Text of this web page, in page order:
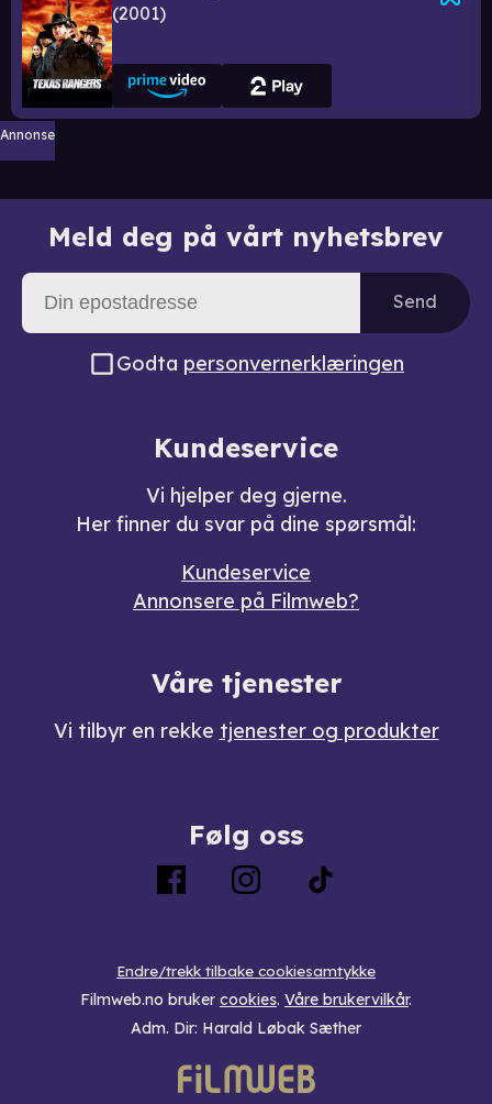
2001
Annonse
Meld deg på vårt nyhetsbrev
Send
Godta personvernerklæringen
Kundeservice
Vi hjelper deg gjerne.
Her finner du svar på dine spørsmål:
Kundeservice
Annonsere på Filmweb?
Våre tjenester
Vi tilbyr en rekke tjenester og produkter
Følg oss
Endre/trekk tilbake cookiesamtykke
Filmweb.no bruker cookies. Våre brukervilkår.
Adm. Dir: Harald Løbak Sæther